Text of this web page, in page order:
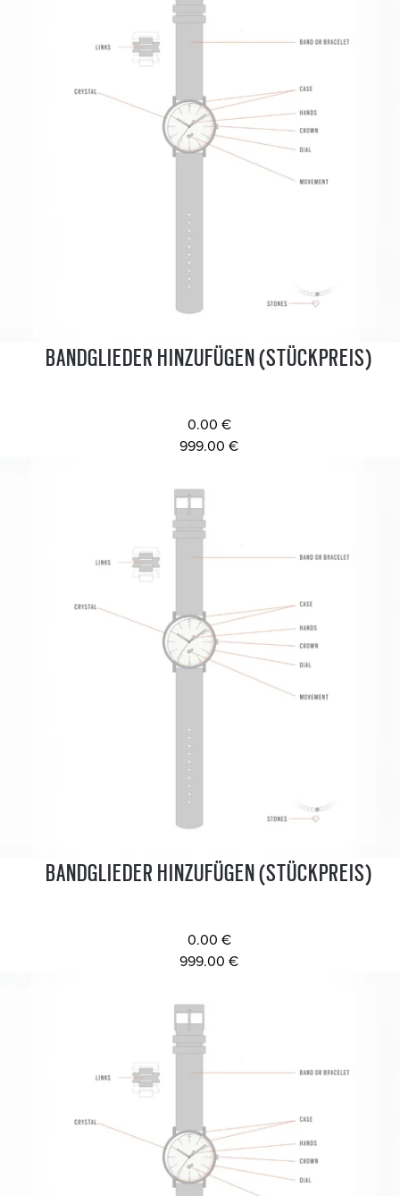
BANDGLIEDER HINZUFÜGEN (STÜCKPREIS)
0.00 €
999.00 €
BANDGLIEDER HINZUFÜGEN (STÜCKPREIS)
0.00 €
999.00 €